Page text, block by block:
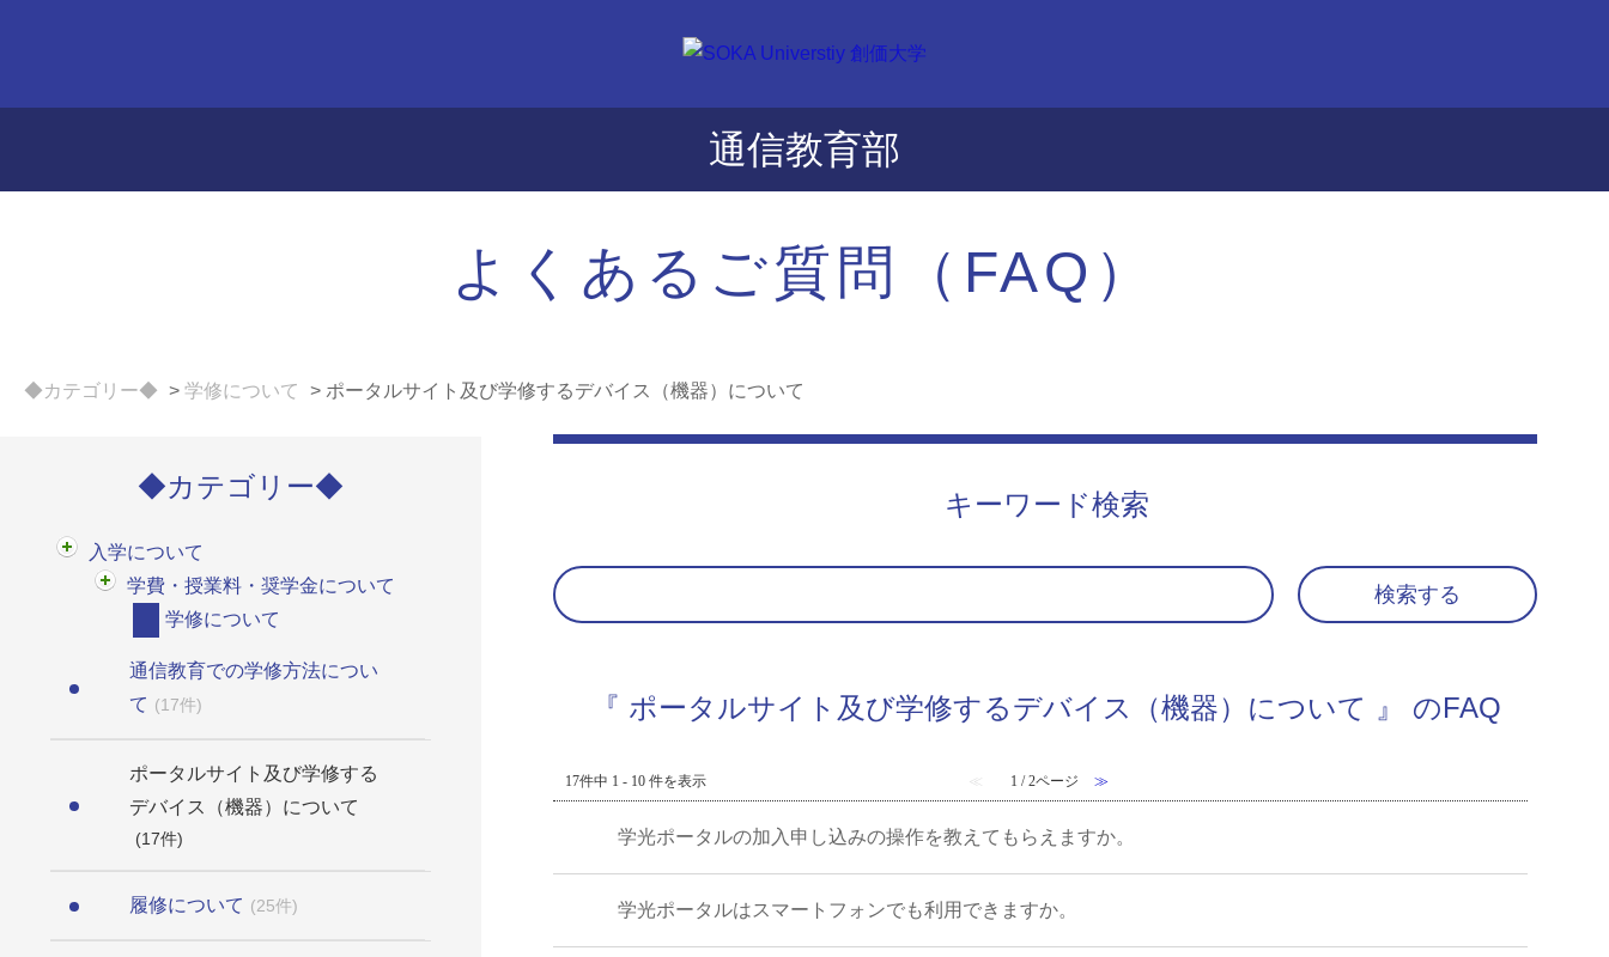
通信教育部
よくあるご質問（FAQ）
◆カテゴリー◆ > 学修について > ポータルサイト及び学修するデバイス（機器）について
◆カテゴリー◆
入学について
学費・授業料・奨学金について
学修について
通信教育での学修方法につい
て (17件)
ポータルサイト及び学修する
デバイス（機器）について
(17件)
履修について (25件)
キーワード検索
『 ポータルサイト及び学修するデバイス（機器）について 』 のFAQ
17件中 1 - 10 件を表示 ≪ 1 / 2ページ ≫
学光ポータルの加入申し込みの操作を教えてもらえますか。
学光ポータルはスマートフォンでも利用できますか。